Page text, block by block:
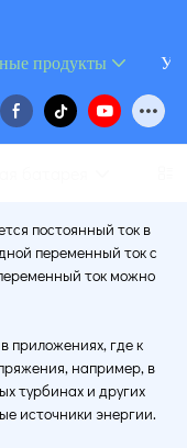
продукты
постоянный ток в
переменный ток с
ток можно
приложениях, где к
например, в
турбинах и других
источники энергии.